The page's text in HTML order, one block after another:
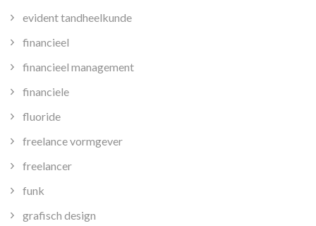
evident tandheelkunde
financieel
financieel management
financiele
fluoride
freelance vormgever
freelancer
funk
grafisch design